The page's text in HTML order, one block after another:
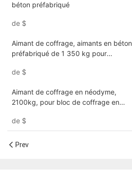
béton préfabriqué
de $
Aimant de coffrage, aimants en béton
préfabriqué de 1 350 kg pour
préfabriqué
de $
Aimant de coffrage en néodyme,
2100kg, pour bloc de coffrage en
en forme de bloc
de $
Prev